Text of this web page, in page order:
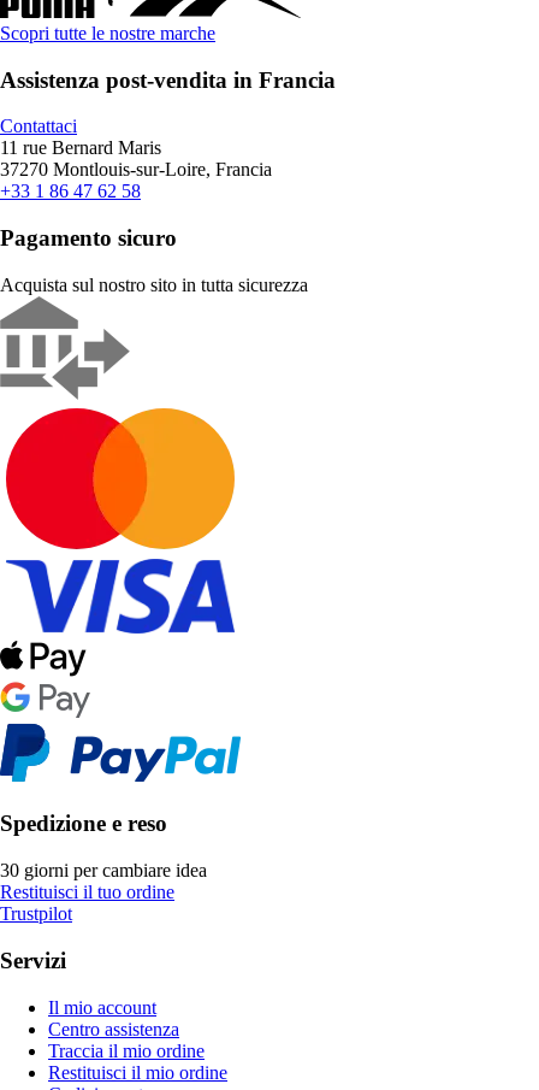
Scopri tutte le nostre marche
Assistenza post-vendita in Francia
Contattaci
11 rue Bernard Maris
37270 Montlouis-sur-Loire, Francia
+33 1 86 47 62 58
Pagamento sicuro
Acquista sul nostro sito in tutta sicurezza
Spedizione e reso
30 giorni per cambiare idea
Restituisci il tuo ordine
Trustpilot
Servizi
Il mio account
Centro assistenza
Traccia il mio ordine
Restituisci il mio ordine